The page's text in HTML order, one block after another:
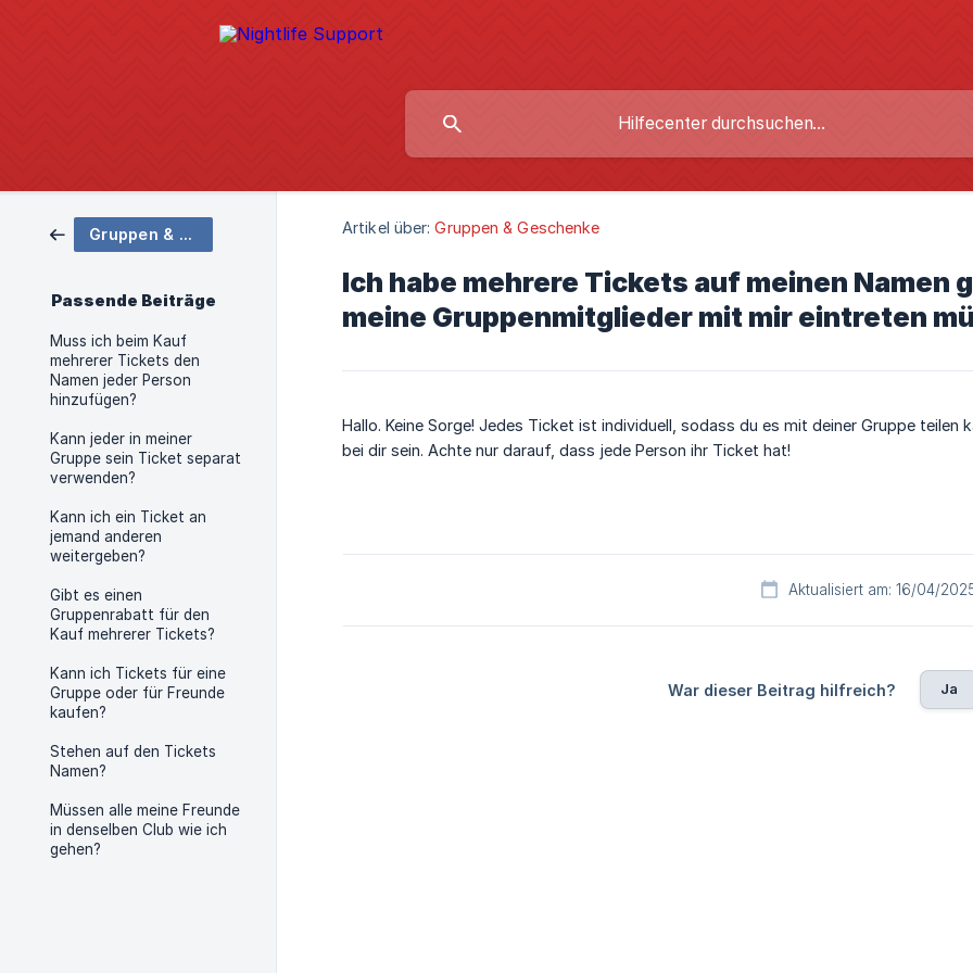
Gruppen & Geschenke
Passende Beiträge
Muss ich beim Kauf
mehrerer Tickets den
Namen jeder Person
hinzufügen?
Kann jeder in meiner
Gruppe sein Ticket separat
verwenden?
Kann ich ein Ticket an
jemand anderen
weitergeben?
Gibt es einen
Gruppenrabatt für den
Kauf mehrerer Tickets?
Kann ich Tickets für eine
Gruppe oder für Freunde
kaufen?
Stehen auf den Tickets
Namen?
Müssen alle meine Freunde
in denselben Club wie ich
gehen?
Artikel über: Gruppen & Geschenke
Ich habe mehrere Tickets auf meinen Namen
meine Gruppenmitglieder mit mir eintreten
Hallo. Keine Sorge! Jedes Ticket ist individuell, sodass du es mit deiner Gruppe
bei dir sein. Achte nur darauf, dass jede Person ihr Ticket hat!
Aktualisiert am: 16/04/
War dieser Beitrag hilfreich? Ja